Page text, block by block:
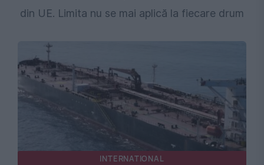
din UE. Limita nu se mai aplică la fiecare drum
INTERNATIONAL